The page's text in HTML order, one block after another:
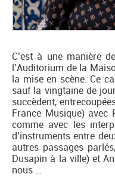
C’est à une manière
l’Auditorium de la
la mise en scène. Ce
sauf la vingtaine de
succèdent,
France Musique) avec
comme avec les
d’instruments entre
autres passages
Dusapin à la ville) et
nous …